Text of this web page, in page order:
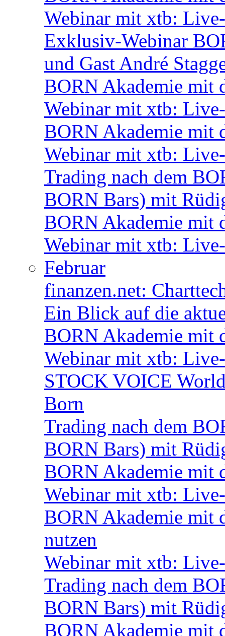
Webinar mit xtb:
Exklusiv-Webinar
und Gast André
BORN Akademie mit
Webinar mit xtb:
BORN Akademie mit
Webinar mit xtb:
Trading nach dem
BORN Bars) mit
BORN Akademie mit
Webinar mit xtb:
Februar
finanzen.net:
Ein Blick auf die
BORN Akademie mit
Webinar mit xtb:
STOCK VOICE
Born
Trading nach dem
BORN Bars) mit
BORN Akademie mit
Webinar mit xtb:
BORN Akademie mit
nutzen
Webinar mit xtb:
Trading nach dem
BORN Bars) mit
BORN Akademie mit